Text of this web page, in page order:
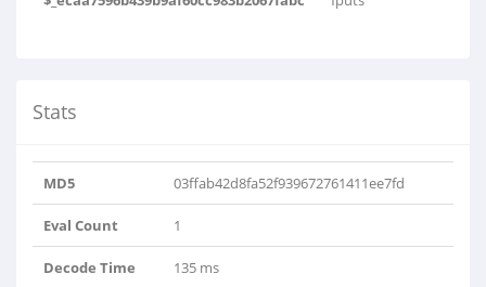
Stats
MD5 03ffab42d8fa52f939672761411ee7fd
Eval Count 1
Decode Time 135 ms